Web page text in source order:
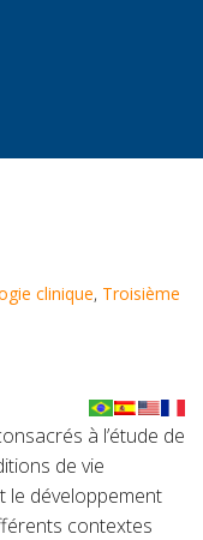
clinique, Troisième
à l’étude de
de vie
le développement
contextes